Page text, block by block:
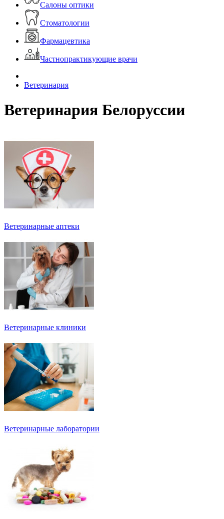
Салоны оптики
Стоматологии
Фармацевтика
Частнопрактикующие врачи
Ветеринария
Ветеринария Белоруссии
Ветеринарные аптеки
Ветеринарные клиники
Ветеринарные лаборатории